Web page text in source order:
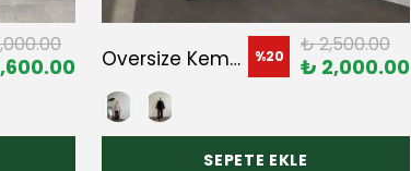
Oversize Kemer Detaylı Trençkot %20 ₺ 2,500.00
₺ 2,000.00
SEPETE EKLE